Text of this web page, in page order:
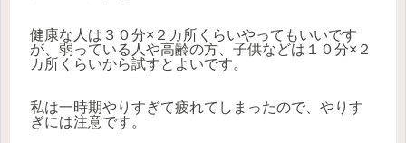
健康な人は３０分×２カ所くらいやってもいいです
が、弱っている人や高齢の方、子供などは１０分×２
カ所くらいから試すとよいです。
私は一時期やりすぎて疲れてしまったので、やりす
ぎには注意です。